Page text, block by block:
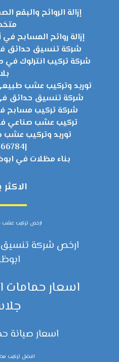
إزالة الروائح والبقع
إزالة روائح المسابح
شركة تنسيق حدائق في دبي |
توريد وتركيب عشب طبيعي في
شركة تنسيق حدائق في العين
شركة تركيب مسابح في دبي
تركيب عشب صناعي في دبي
توريد وتركيب
|0558466784|
بناء مظلات في ابوظبي
الاكثر
ارخص تركيب عشب
ارخص شركة تنسيق
اسعار حمامات
اسعار صيانة
افضل تركيب